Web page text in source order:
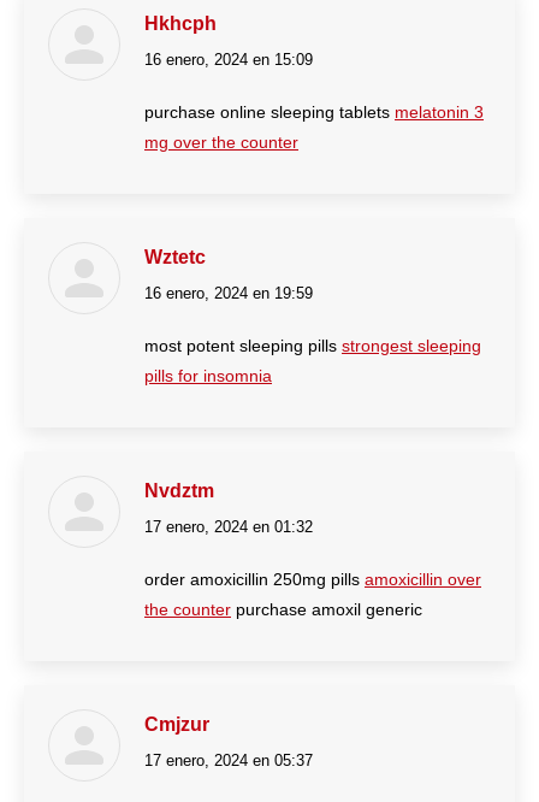
Hkhcph
dice:
16 enero, 2024 en 15:09
purchase online sleeping tablets melatonin 3
mg over the counter
Wztetc
dice:
16 enero, 2024 en 19:59
most potent sleeping pills strongest sleeping
pills for insomnia
Nvdztm
dice:
17 enero, 2024 en 01:32
order amoxicillin 250mg pills amoxicillin over
the counter purchase amoxil generic
Cmjzur
dice:
17 enero, 2024 en 05:37